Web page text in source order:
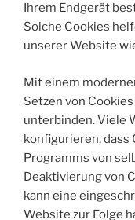
Ihrem Endgerät
Solche Cookies
unserer Website
Mit einem
Setzen von
unterbinden. Viele
konfigurieren, dass
Programms von
Deaktivierung von
kann eine
Website zur Folge